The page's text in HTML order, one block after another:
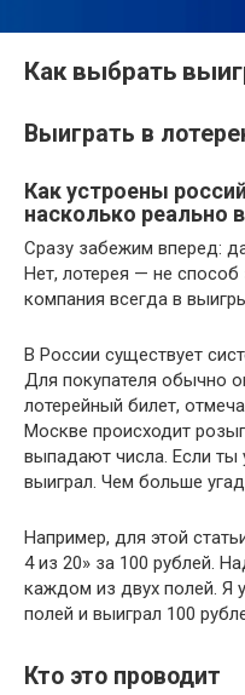
Как выбрать
Выиграть в
Как устроены
насколько реально
Сразу забежим вперед:
Нет, лотерея — не способ
компания всегда в
В России существует
Для покупателя обычно
лотерейный билет,
Москве происходит
выпадают числа. Если ты
выиграл. Чем больше
Например, для этой
4 из 20» за 100 рублей.
каждом из двух полей. Я
полей и выиграл 100
Кто это проводит